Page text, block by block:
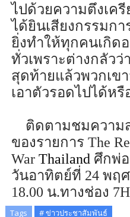
ไปด้วยความตึงเค
ได้ยินเสียงกรรมกา
ยิ่งทำให้ทุกคนเกิด
ทั่วเพราะต่างกลัวว่า
สุดท้ายแล้วพวกเข
เอาตัวรอดไปได้หรื
ติดตามชมความ
ของรายการ The
War Thailand ศึกพ่
วันอาทิตย์ที่ 24 พฤศ
18.00 น.ทางช่อง 7
Tags # ข่าวประชาสัมพันธ์